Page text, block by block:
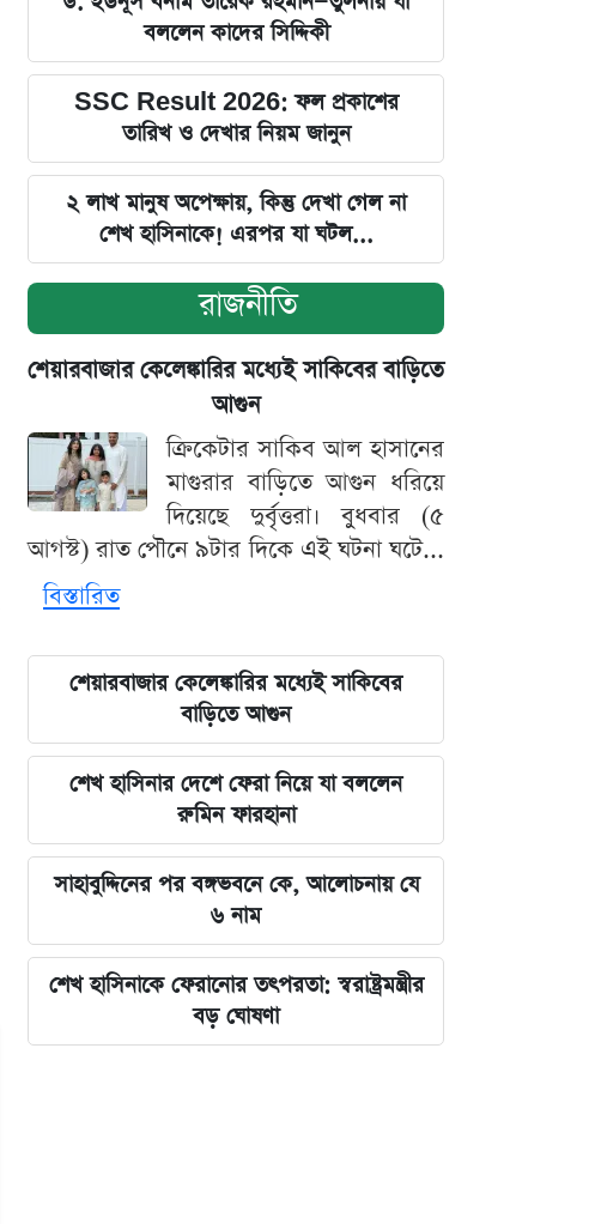
বললেন কাদের সিদ্দিকী
SSC Result 2026: ফল প্রকাশের
তারিখ ও দেখার নিয়ম জানুন
২ লাখ মানুষ অপেক্ষায়, কিন্তু দেখা গেল না
শেখ হাসিনাকে! এরপর যা ঘটল...
রাজনীতি
শেয়ারবাজার কেলেঙ্কারির মধ্যেই সাকিবের বাড়িতে
আগুন
ক্রিকেটার সাকিব আল হাসানের
মাগুরার বাড়িতে আগুন ধরিয়ে
দিয়েছে দুর্বৃত্তরা। বুধবার (৫
আগস্ট) রাত পৌনে ৯টার দিকে এই ঘটনা ঘটে...
বিস্তারিত
শেয়ারবাজার কেলেঙ্কারির মধ্যেই সাকিবের
বাড়িতে আগুন
শেখ হাসিনার দেশে ফেরা নিয়ে যা বললেন
রুমিন ফারহানা
সাহাবুদ্দিনের পর বঙ্গভবনে কে, আলোচনায় যে
৬ নাম
শেখ হাসিনাকে ফেরানোর তৎপরতা: স্বরাষ্ট্রমন্ত্রীর
বড় ঘোষণা